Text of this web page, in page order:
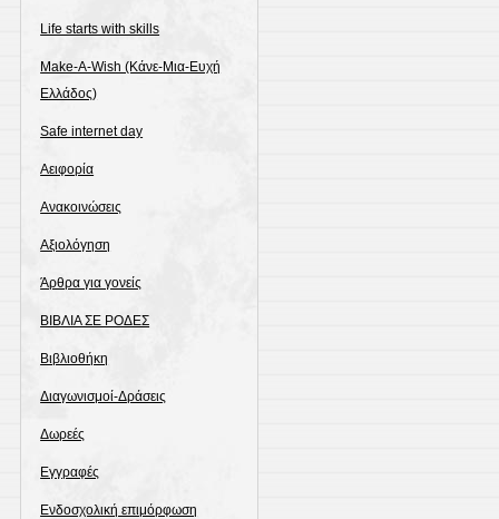
Life starts with skills
Make-A-Wish (Κάνε-Μια-Ευχή
Ελλάδος)
Safe internet day
Αειφορία
Ανακοινώσεις
Αξιολόγηση
Άρθρα για γονείς
ΒΙΒΛΙΑ ΣΕ ΡΟΔΕΣ
Βιβλιοθήκη
Διαγωνισμοί-Δράσεις
Δωρεές
Εγγραφές
Ενδοσχολική επιμόρφωση